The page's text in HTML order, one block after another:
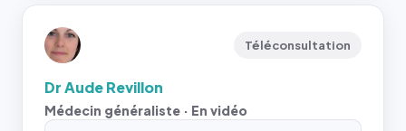
Téléconsultation
Dr Aude Revillon
Médecin généraliste · En vidéo